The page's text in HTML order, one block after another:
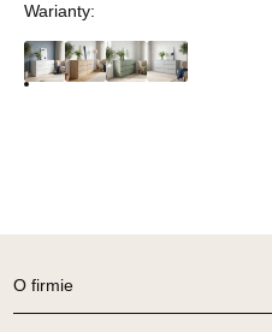
Najniższa cena
Warianty:
O firmie